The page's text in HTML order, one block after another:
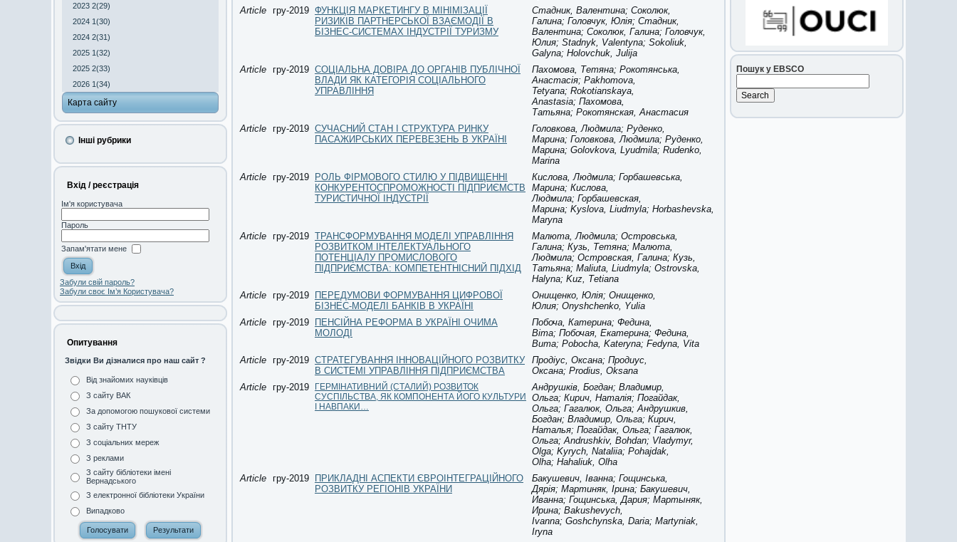
2023 2(29)
2024 1(30)
2024 2(31)
2025 1(32)
2025 2(33)
2026 1(34)
Карта сайту
Інші рубрики
Вхід / реєстрація
Ім'я користувача
Пароль
Запам'ятати мене
Забули свій пароль?
Забули своє Ім’я Користувача?
Опитування
Звідки Ви дізналися про наш сайт ?
Від знайомих науківців
З сайту ВАК
За допомогою пошукової системи
З сайту ТНТУ
З соціальних мереж
З реклами
З сайту бібліотеки імені
Вернадського
З електронної бібліотеки України
Випадково
Article
гру-2019 ФУНКЦІЯ МАРКЕТИНГУ В МІНІМІЗАЦІЇ
РИЗИКІВ ПАРТНЕРСЬКОЇ ВЗАЄМОДІЇ В
БІЗНЕС-СИСТЕМАХ ІНДУСТРІЇ ТУРИЗМУ
Стадник, Валентина; Соколюк,
Галина; Головчук, Юлія; Стадник,
Валентина; Соколюк, Галина; Головчук,
Юлия; Stadnyk, Vаlentyna; Sokoliuk,
Galyna; Holovchuk, Julija
Article
гру-2019 СОЦІАЛЬНА ДОВІРА ДО ОРГАНІВ ПУБЛІЧНОЇ
ВЛАДИ ЯК КАТЕГОРІЯ СОЦІАЛЬНОГО
УПРАВЛІННЯ
Пахомова, Тетяна; Рокотянська,
Анастасія; Pakhomova,
Tetyana; Rokotianskaya,
Anastasia; Пахомова,
Татьяна; Рокотянская, Анастасия
Article
гру-2019 СУЧАСНИЙ СТАН І СТРУКТУРА РИНКУ
ПАСАЖИРСЬКИХ ПЕРЕВЕЗЕНЬ В УКРАЇНІ
Головкова, Людмила; Руденко,
Марина; Головкова, Людмила; Руденко,
Марина; Golovkova, Lyudmila; Rudenko,
Marina
Article
гру-2019
РОЛЬ ФІРМОВОГО СТИЛЮ У ПІДВИЩЕННІ
КОНКУРЕНТОСПРОМОЖНОСТІ ПІДПРИЄМСТВ
ТУРИСТИЧНОЇ ІНДУСТРІЇ
Кислова, Людмила; Горбашевська,
Марина; Кислова,
Людмила; Горбашевская,
Марина; Kyslova, Liudmyla; Horbashevska,
Maryna
Article
гру-2019 ТРАНСФОРМУВАННЯ МОДЕЛІ УПРАВЛІННЯ
РОЗВИТКОМ ІНТЕЛЕКТУАЛЬНОГО
ПОТЕНЦІАЛУ ПРОМИСЛОВОГО
ПІДПРИЄМСТВА: КОМПЕТЕНТНІСНИЙ ПІДХІД
Малюта, Людмила; Островська,
Галина; Кузь, Тетяна; Малюта,
Людмила; Островская, Галина; Кузь,
Татьяна; Maliuta, Liudmyla; Ostrovska,
Halyna; Kuz, Тetiana
Article
гру-2019
ПЕРЕДУМОВИ ФОРМУВАННЯ ЦИФРОВОЇ
БІЗНЕС-МОДЕЛІ БАНКІВ В УКРАЇНІ
Онищенко, Юлія; Онищенко,
Юлия; Onyshchenko, Yulia
Article
гру-2019
ПЕНСІЙНА РЕФОРМА В УКРАЇНІ ОЧИМА
МОЛОДІ
Побоча, Катерина; Федина,
Віта; Побочая, Екатерина; Федина,
Вита; Pobocha, Kateryna; Fedyna, Vita
Article
гру-2019 СТРАТЕГУВАННЯ ІННОВАЦІЙНОГО РОЗВИТКУ
В СИСТЕМІ УПРАВЛІННЯ ПІДПРИЄМСТВА
Продіус, Оксана; Продиус,
Оксана; Prodius, Oksana
Article
гру-2019
ГЕРМІНАТИВНИЙ (СТАЛИЙ) РОЗВИТОК
СУСПІЛЬСТВА, ЯК КОМПОНЕНТА ЙОГО КУЛЬТУРИ
І НАВПАКИ…
Андрушків, Богдан; Владимир,
Ольга; Кирич, Наталія; Погайдак,
Ольга; Гагалюк, Ольга; Андрушкив,
Богдан; Владимир, Ольга; Кирич,
Наталья; Погайдак, Ольга; Гагалюк,
Ольга; Andrushkiv, Bohdan; Vladymyr,
Olga; Kyrych, Nataliia; Pohajdak,
Olha; Hahaliuk, Olha
Article
гру-2019
ПРИКЛАДНІ АСПЕКТИ ЄВРОІНТЕГРАЦІЙНОГО
РОЗВИТКУ РЕГІОНІВ УКРАЇНИ
Бакушевич, Іванна; Гощинська,
Дярія; Мартиняк, Ірина; Бакушевич,
Иванна; Гощинська, Дария; Мартыняк,
Ирина; Bakushevych,
Ivanna; Goshchynska, Daria; Martyniak,
Iryna
Пошук у EBSCO